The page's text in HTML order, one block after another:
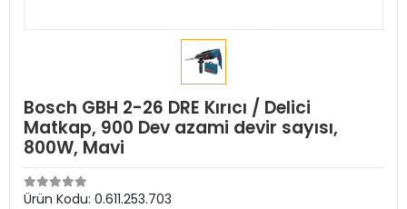
Bosch GBH 2-26 DRE Kırıcı / Delici
Matkap, 900 Dev azami devir sayısı,
800W, Mavi
Ürün Kodu: 0.611.253.703